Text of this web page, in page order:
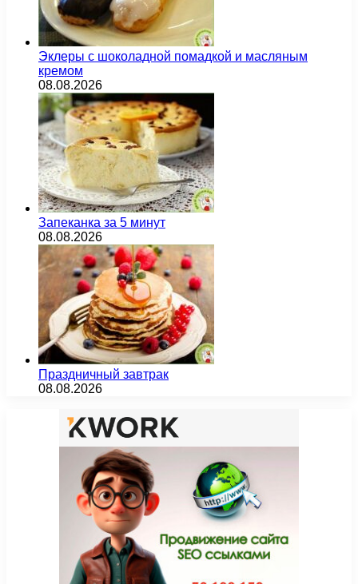
Эклеры с шоколадной помадкой и масляным
кремом
08.08.2026
Запеканка за 5 минут
08.08.2026
Праздничный завтрак
08.08.2026